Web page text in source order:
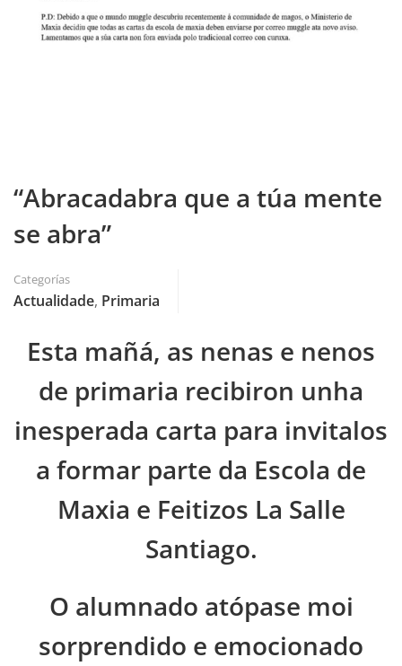
“Abracadabra que a túa mente
se abra”
Categorías
Actualidade, Primaria
Esta mañá, as nenas e nenos
de primaria recibiron unha
inesperada carta para invitalos
a formar parte da Escola de
Maxia e Feitizos La Salle
Santiago.
O alumnado atópase moi
sorprendido e emocionado